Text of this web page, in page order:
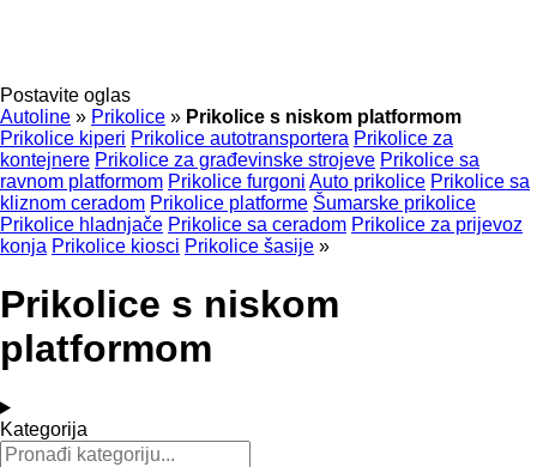
Postavite oglas
Autoline » Prikolice » Prikolice s niskom platformom
Prikolice kiperi Prikolice autotransportera Prikolice za
kontejnere Prikolice za građevinske strojeve Prikolice sa
ravnom platformom Prikolice furgoni Auto prikolice Prikolice sa
kliznom ceradom Prikolice platforme Šumarske prikolice
Prikolice hladnjače Prikolice sa ceradom Prikolice za prijevoz
konja Prikolice kiosci Prikolice šasije »
Prikolice s niskom
platformom
Kategorija